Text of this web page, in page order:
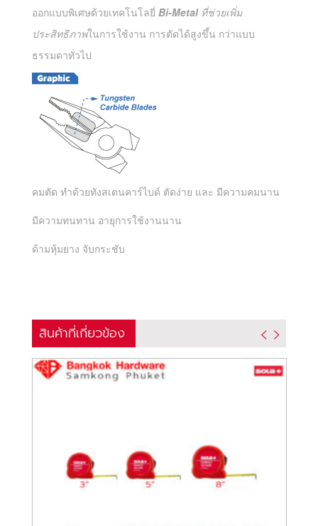
ออกแบบพิเศษด้วยเทคโนโลยี่ Bi-Metal ที่ช่วยเพิ่ม
ประสิทธิภาพในการใช้งาน การตัดได้สูงขึ้น กว่าแบบ
ธรรมดาทั่วไป
คมตัด ทำด้วยทังสเตนคาร์ไบด์ ตัดง่าย และ มีความคมนาน
มีความทนทาน อายุการใช้งานนาน
ด้ามหุ้มยาง จับกระชับ
สินค้าที่เกี่ยวข้อง